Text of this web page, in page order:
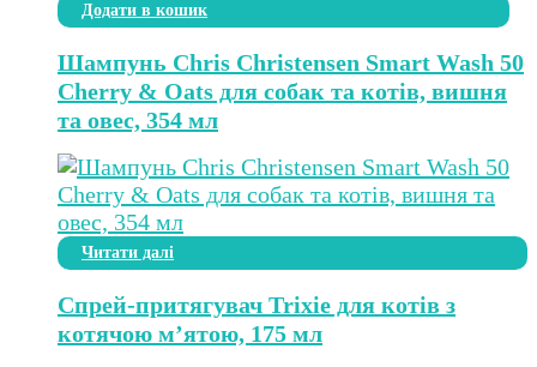
Додати в кошик
Шампунь Chris Christensen Smart Wash 50
Cherry & Oats для собак та котів, вишня
та овес, 354 мл
Читати далі
Спрей-притягувач Trixie для котів з
котячою м’ятою, 175 мл